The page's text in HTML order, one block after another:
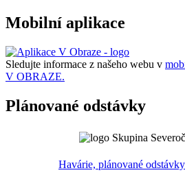
Mobilní aplikace
Sledujte informace z našeho webu v
V OBRAZE.
Plánované odstávky
Havárie, plánované